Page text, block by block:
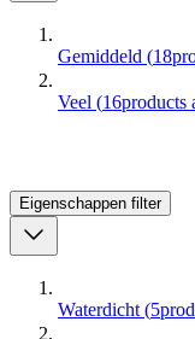
Gemiddeld (18
Veel (16products
Eigenschappen filter
Waterdicht (5